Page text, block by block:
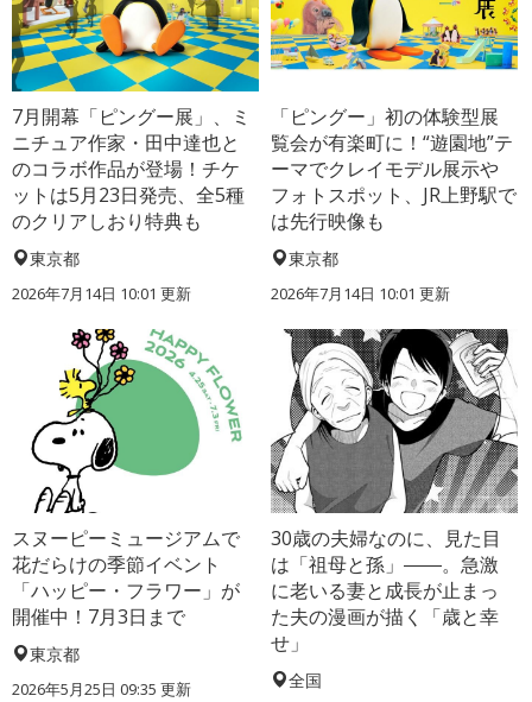
7月開幕「ピングー展」、ミ
ニチュア作家・田中達也と
のコラボ作品が登場！チケ
ットは5月23日発売、全5種
のクリアしおり特典も
東京都
2026年7月14日 10:01 更新
「ピングー」初の体験型展
覧会が有楽町に！“遊園地”テ
ーマでクレイモデル展示や
フォトスポット、JR上野駅で
は先行映像も
東京都
2026年7月14日 10:01 更新
スヌーピーミュージアムで
花だらけの季節イベント
「ハッピー・フラワー」が
開催中！7月3日まで
東京都
2026年5月25日 09:35 更新
30歳の夫婦なのに、見た目
は「祖母と孫」――。急激
に老いる妻と成長が止まっ
た夫の漫画が描く「歳と幸
せ」
全国